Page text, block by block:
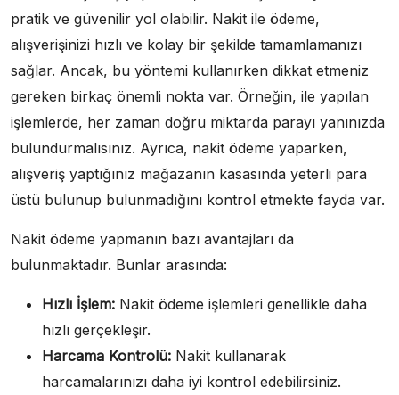
pratik ve güvenilir yol olabilir. Nakit ile ödeme,
alışverişinizi hızlı ve kolay bir şekilde tamamlamanızı
sağlar. Ancak, bu yöntemi kullanırken dikkat etmeniz
gereken birkaç önemli nokta var. Örneğin, ile yapılan
işlemlerde, her zaman doğru miktarda parayı yanınızda
bulundurmalısınız. Ayrıca, nakit ödeme yaparken,
alışveriş yaptığınız mağazanın kasasında yeterli para
üstü bulunup bulunmadığını kontrol etmekte fayda var.
Nakit ödeme yapmanın bazı avantajları da
bulunmaktadır. Bunlar arasında:
Hızlı İşlem: Nakit ödeme işlemleri genellikle daha
hızlı gerçekleşir.
Harcama Kontrolü: Nakit kullanarak
harcamalarınızı daha iyi kontrol edebilirsiniz.